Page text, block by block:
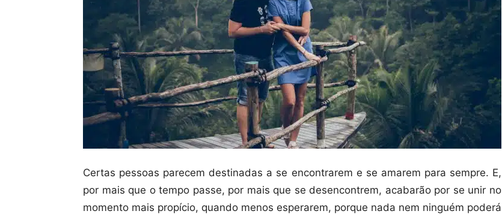
Certas pessoas parecem destinadas a se encontrarem e se amarem para sempre. E,
por mais que o tempo passe, por mais que se desencontrem, acabarão por se unir no
momento mais propício, quando menos esperarem, porque nada nem ninguém poderá